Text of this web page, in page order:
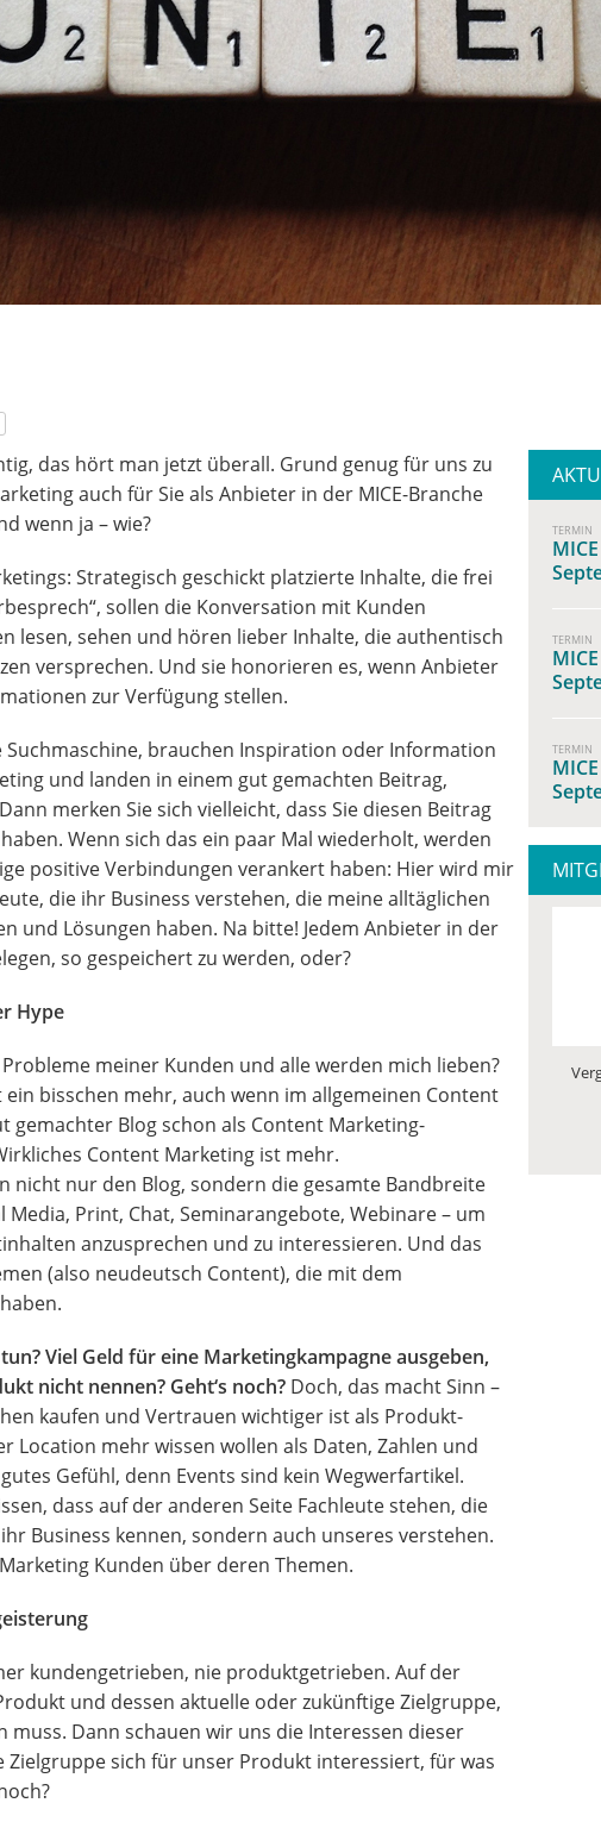
das hört man jetzt überall. Grund genug für uns zu
auch für Sie als Anbieter in der MICE-Branche
wenn ja – wie?
Strategisch geschickt platzierte Inhalte, die frei
sollen die Konversation mit Kunden
lesen, sehen und hören lieber Inhalte, die authentisch
versprechen. Und sie honorieren es, wenn Anbieter
zur Verfügung stellen.
Suchmaschine, brauchen Inspiration oder Information
und landen in einem gut gemachten Beitrag,
merken Sie sich vielleicht, dass Sie diesen Beitrag
Wenn sich das ein paar Mal wiederholt, werden
positive Verbindungen verankert haben: Hier wird mir
die ihr Business verstehen, die meine alltäglichen
und Lösungen haben. Na bitte! Jedem Anbieter in der
so gespeichert zu werden, oder?
Hype
meiner Kunden und alle werden mich lieben?
ein bisschen mehr, auch wenn im allgemeinen Content
gemachter Blog schon als Content Marketing-
Content Marketing ist mehr.
nicht nur den Blog, sondern die gesamte Bandbreite
Media, Print, Chat, Seminarangebote, Webinare – um
anzusprechen und zu interessieren. Und das
(also neudeutsch Content), die mit dem
Viel Geld für eine Marketingkampagne ausgeben,
nicht nennen? Geht‘s noch? Doch, das macht Sinn –
kaufen und Vertrauen wichtiger ist als Produkt-
Location mehr wissen wollen als Daten, Zahlen und
Gefühl, denn Events sind kein Wegwerfartikel.
dass auf der anderen Seite Fachleute stehen, die
Business kennen, sondern auch unseres verstehen.
Kunden über deren Themen.
kundengetrieben, nie produktgetrieben. Auf der
und dessen aktuelle oder zukünftige Zielgruppe,
muss. Dann schauen wir uns die Interessen dieser
Zielgruppe sich für unser Produkt interessiert, für was
TERMIN
TERMIN
TERMIN